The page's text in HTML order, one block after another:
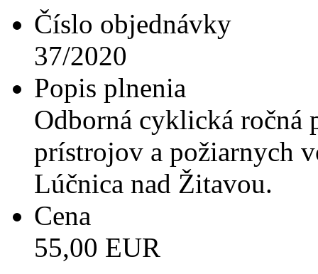
Číslo objednávky
37/2020
Popis plnenia
Odborná cyklická ročná
prístrojov a požiarnych
Lúčnica nad Žitavou.
Cena
55,00 EUR